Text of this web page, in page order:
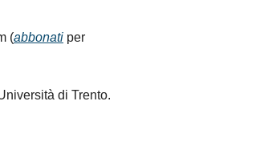
(abbonati per
di Trento.